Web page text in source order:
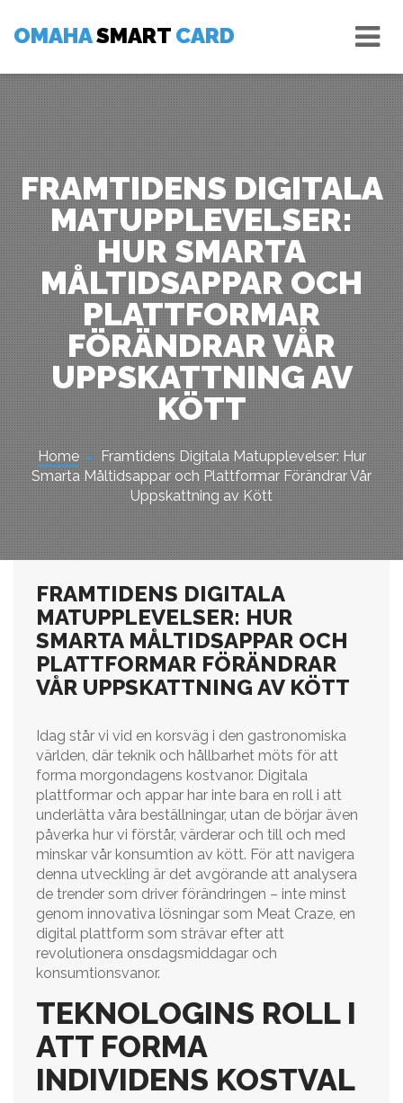
content
OMAHASMART CARD
FRAMTIDENS DIGITALA
MATUPPLEVELSER:
HUR SMARTA
MÅLTIDSAPPAR OCH
PLATTFORMAR
FÖRÄNDRAR VÅR
UPPSKATTNING AV
KÖTT
Home
Framtidens Digitala Matupplevelser: Hur
Smarta Måltidsappar och Plattformar Förändrar Vår
Uppskattning av Kött
FRAMTIDENS DIGITALA
MATUPPLEVELSER: HUR
SMARTA MÅLTIDSAPPAR OCH
PLATTFORMAR FÖRÄNDRAR
VÅR UPPSKATTNING AV KÖTT
Idag står vi vid en korsväg i den gastronomiska
världen, där teknik och hållbarhet möts för att
forma morgondagens kostvanor. Digitala
plattformar och appar har inte bara en roll i att
underlätta våra beställningar, utan de börjar även
påverka hur vi förstår, värderar och till och med
minskar vår konsumtion av kött. För att navigera
denna utveckling är det avgörande att analysera
de trender som driver förändringen – inte minst
genom innovativa lösningar som Meat Craze, en
digital plattform som strävar efter att
revolutionera onsdagsmiddagar och
konsumtionsvanor.
TEKNOLOGINS ROLL I
ATT FORMA
INDIVIDENS KOSTVAL